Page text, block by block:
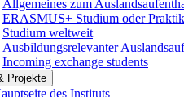
Allgemeines zum
ERASMUS+ Studium oder
Studium weltweit
Ausbildungsrelevanter
Incoming exchange students
Projekte
des Instituts